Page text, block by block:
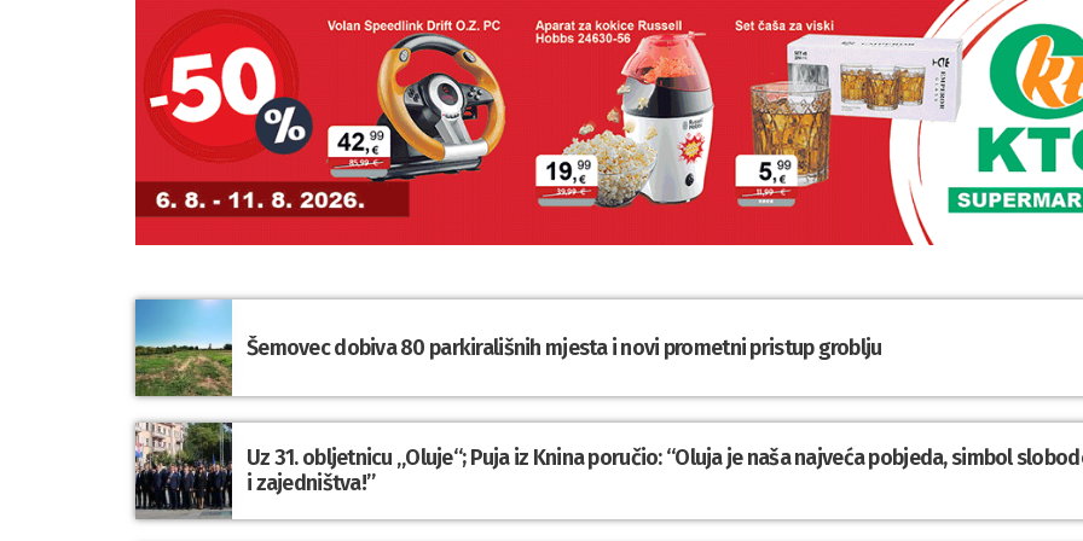
Šemovec dobiva 80 parkirališnih mjesta i novi prometni pristup groblju
Uz 31. obljetnicu „Oluje“; Puja iz Knina poručio: “Oluja je naša najveća pobjeda, simbol
i zajedništva!”